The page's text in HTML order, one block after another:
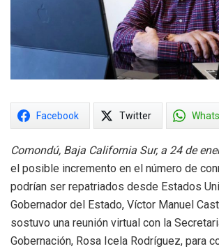
Facebook Twitter
Comondú, Baja California Sur, a 24 de
el posible incremento en el número de
podrían ser repatriados desde Estados
Gobernador del Estado, Víctor Manuel
sostuvo una reunión virtual con la
Gobernación, Rosa Icela Rodríguez, para